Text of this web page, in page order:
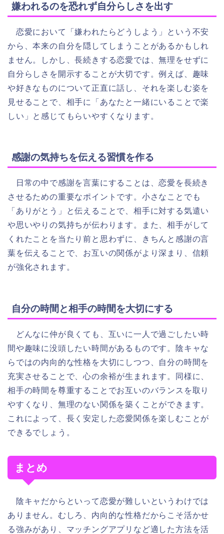
嫌われるのを恐れず自分らしさを出す
恋愛において「嫌われたらどうしよう」という不安
から、本来の自分を隠してしまうことがあるかもしれ
ません。しかし、長続きする恋愛では、無理をせずに
自分らしさを開示することが大切です。例えば、趣味
や好きなものについて正直に話し、それを楽しむ姿を
見せることで、相手に「あなたと一緒にいることで楽
しい」と感じてもらいやすくなります。
感謝の気持ちを伝える習慣を作る
日常の中で感謝を言葉にすることは、恋愛を長続き
させるための重要なポイントです。小さなことでも
「ありがとう」と伝えることで、相手に対する気遣い
や思いやりの気持ちが伝わります。また、相手がして
くれたことを当たり前と思わずに、きちんと感謝の言
葉を伝えることで、お互いの関係がより深まり、信頼
が強化されます。
自分の時間と相手の時間を大切にする
どんなに仲が良くても、互いに一人で過ごしたい時
間や趣味に没頭したい時間があるものです。陰キャな
らではの内向的な性格を大切にしつつ、自分の時間を
充実させることで、心の余裕が生まれます。同様に、
相手の時間を尊重することでお互いのバランスを取り
やすくなり、無理のない関係を築くことができます。
これによって、長く安定した恋愛関係を楽しむことが
できるでしょう。
まとめ
陰キャだからといって恋愛が難しいというわけでは
ありません。むしろ、内向的な性格だからこそ活かせ
る強みがあり、マッチングアプリなど適した方法を活